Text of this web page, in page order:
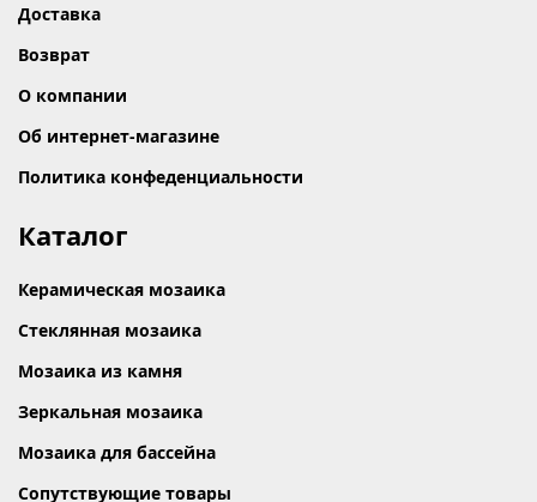
Доставка
Возврат
О компании
Об интернет-магазине
Политика конфеденциальности
Каталог
Керамическая мозаика
Стеклянная мозаика
Мозаика из камня
Зеркальная мозаика
Мозаика для бассейна
Сопутствующие товары